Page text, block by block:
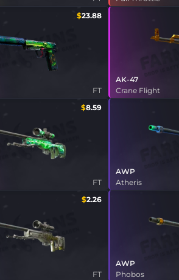
$23.88
FT
AK-47
Crane Flight
$8.59
FT
AWP
Atheris
$2.26
FT
AWP
Phobos